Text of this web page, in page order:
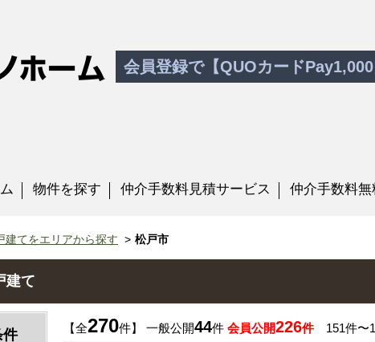
会員登録で【QUOカード
物件を探す 仲介手数料見積サービス 仲介手数料
建てをエリアから探す 松戸市
建て
【全270件】 一般公開44件 会員公開226件151件〜
件